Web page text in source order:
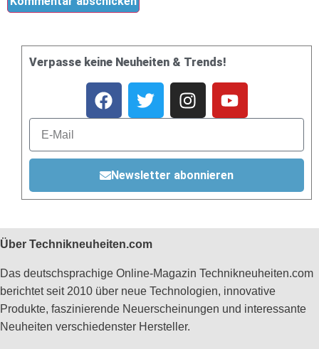
Verpasse keine Neuheiten & Trends!
Newsletter abonnieren
Über Technikneuheiten.com
Das deutschsprachige Online-Magazin Technikneuheiten.com
berichtet seit 2010 über neue Technologien, innovative
Produkte, faszinierende Neuerscheinungen und interessante
Neuheiten verschiedenster Hersteller.